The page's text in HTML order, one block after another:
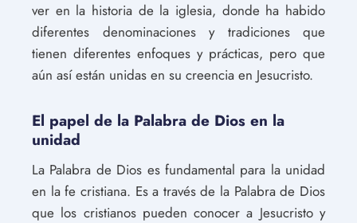
ver en la historia de la iglesia, donde ha habido
diferentes denominaciones y tradiciones que
tienen diferentes enfoques y prácticas, pero que
aún así están unidas en su creencia en Jesucristo.
El papel de la Palabra de Dios en la
unidad
La Palabra de Dios es fundamental para la unidad
en la fe cristiana. Es a través de la Palabra de Dios
que los cristianos pueden conocer a Jesucristo y